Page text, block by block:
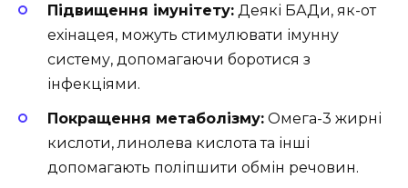
Підвищення імунітету: Деякі БАДи, як-от
ехінацея, можуть стимулювати імунну
систему, допомагаючи боротися з
інфекціями.
Покращення метаболізму: Омега-3 жирні
кислоти, линолева кислота та інші
допомагають поліпшити обмін речовин.